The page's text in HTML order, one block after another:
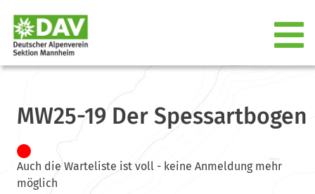
MW25-19 Der Spessartbogen
Auch die Warteliste ist voll - keine Anmeldung mehr
möglich